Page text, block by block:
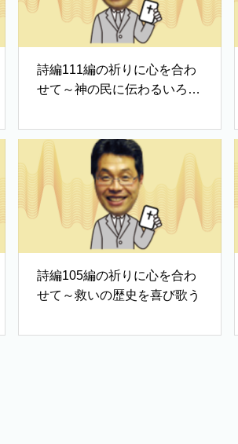
詩編111編の祈りに心を合わ
せて～神の民に伝わるいろは
詩編105編の祈りに心を合わ
せて～救いの歴史を喜び歌う